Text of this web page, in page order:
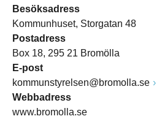
Besöksadress
Kommunhuset, Storgatan 48
Postadress
Box 18, 295 21 Bromölla
E-post
kommunstyrelsen@bromolla.se
Webbadress
www.bromolla.se